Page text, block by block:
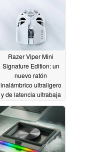
Razer Viper Mini
Signature Edition: un
nuevo ratón
inalámbrico ultraligero
y de latencia ultrabaja
10/18/2024